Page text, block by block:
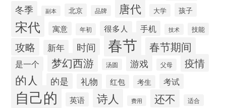
冬季 副本 北京 品牌 唐代 大学 孩子
宋代 寓意 年初 很多人 手机 技术 技能
攻略 新年 时间 春节 春节期间
是一个 梦幻西游 汤圆 游戏 父母 疫情
的人 的是 礼物 红包 考生 考试
自己的 英语 诗人 费用 还不 适合